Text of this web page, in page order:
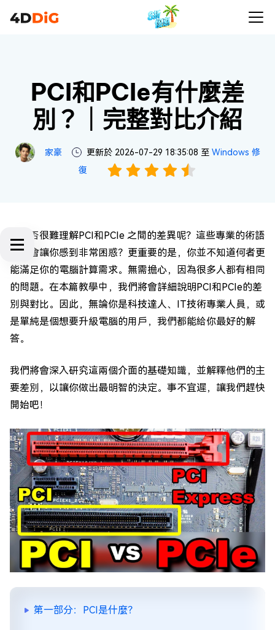
PCI和PCIe有什麼差
別？｜完整對比介紹
家豪 更新於 2026-07-29 18:35:08 至 Windows 修
復
你是否很難理解PCI和PCIe 之間的差異呢？這些專業的術語
是否會讓你感到非常困惑？更重要的是，你並不知道何者更
能滿足你的電腦計算需求。無需擔心，因為很多人都有相同
的問題。在本篇教學中，我們將會詳細說明PCI和PCIe的差
別與對比。因此，無論你是科技達人、IT技術專業人員，或
是單純是個想要升級電腦的用戶，我們都能給你最好的解
答。
我們將會深入研究這兩個介面的基礎知識，並解釋他們的主
要差別，以讓你做出最明智的決定。事不宜遲，讓我們趕快
開始吧！
第一部分：PCI是什麼？